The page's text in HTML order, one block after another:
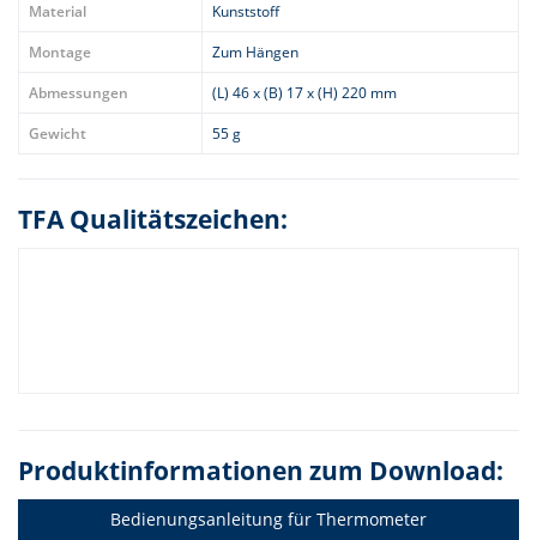
Material
Kunststoff
Montage
Zum Hängen
Abmessungen
(L) 46 x (B) 17 x (H) 220 mm
Gewicht
55 g
TFA Qualitätszeichen:
Produktinformationen zum Download:
Bedienungsanleitung für Thermometer